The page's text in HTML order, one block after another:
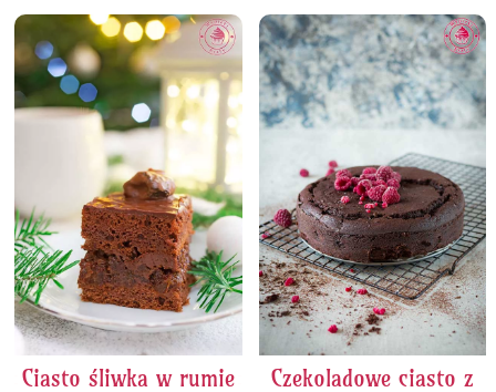
Ciasto śliwka w rumie
Czekoladowe ciasto z